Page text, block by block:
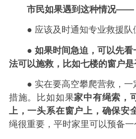
市民如果遇到这种情况——
● 应该及时通知专业救援队
● 如果时间急迫，可以先
法可以施救，比如七楼的窗户是
● 实在要高空攀爬营救，一
措施。比如如果家中有绳索，
上，一头系在窗户上，确保安
绳很重要，平时家里可以预备一